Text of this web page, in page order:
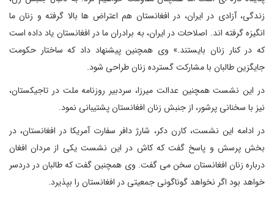
زندگی، آزادی در ایران، در افغانستان هم اعتراض ها بالا گرفته و زنان ما
انگیزه گرفته اند. اصلاحات در ایران، به برادران ما در افغانستان یاد داده است
که در کنار زنان بایستند.» وی همچنین پیشنهاد داد که ساختار حکومت
جایگزین طالبان با مشارکت گسترده زنان طراحی شود.
در این نشست همچنین عدالت میرزا، سردبیر روزنامه ملت در تاجیکستان،
نیز با سخنانی پرشور، از جنبش زنان افغانستان پشتیبانی نمود.
در ادامه این نشست، کارن دکر، شارژ دافر سفارت آمریکا در افغانستان، در
بخش پرسش و پاسخ گفت که کاش در این نشست یکی از مردان افغان
درباره زنان افغانستان سخن می گفت. وی همچنین گفت که طالبان در دردسر
خواهد بود اگر نخواهد گوناگونی جمعیتی در افغانستان را بپذیرد.